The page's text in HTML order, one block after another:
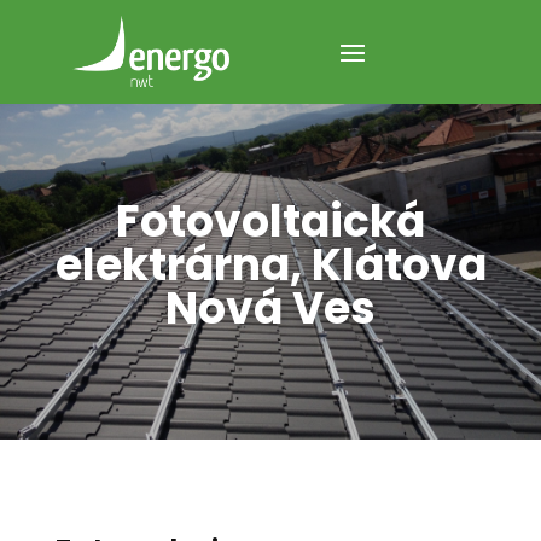
Fotovoltaická
elektrárna, Klátova
Nová Ves